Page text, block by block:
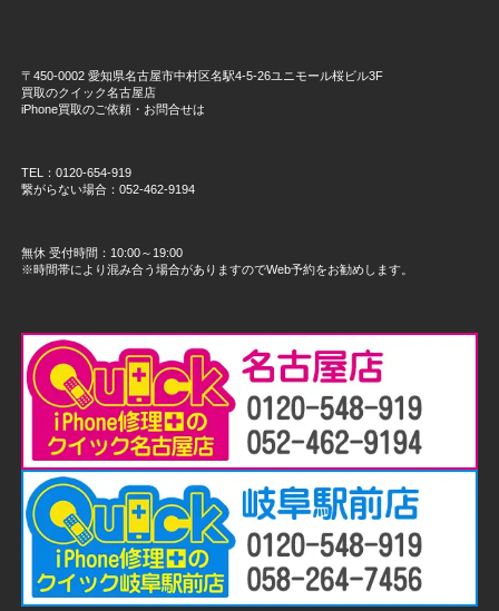
〒450-0002 愛知県名古屋市中村区名駅4-5-26ユニモール桜ビル3F
買取のクイック名古屋店
iPhone買取のご依頼・お問合せは
TEL：0120-654-919
繋がらない場合：052-462-9194
無休 受付時間：10:00～19:00
※時間帯により混み合う場合がありますのでWeb予約をお勧めします。